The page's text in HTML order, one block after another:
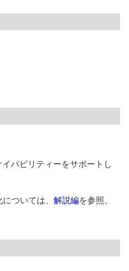
パビリティーをサポートし
ついては、 解説編を参照。